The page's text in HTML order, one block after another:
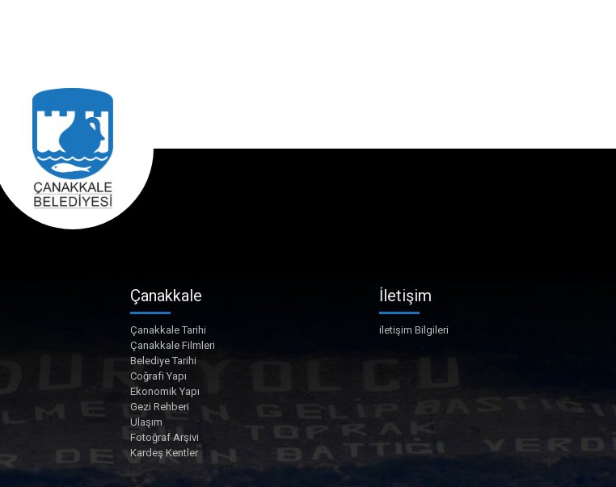
Çanakkale
Çanakkale Tarihi
Çanakkale Filmleri
Belediye Tarihi
Coğrafi Yapı
Ekonomik Yapı
Gezi Rehberi
Ulaşım
Fotoğraf Arşivi
Kardeş Kentler
İletişim
iletişim Bilgileri